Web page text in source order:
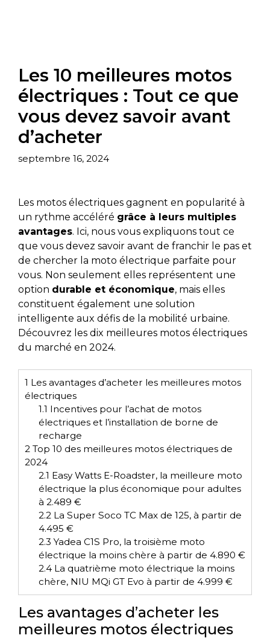
Les 10 meilleures motos
électriques : Tout ce que
vous devez savoir avant
d’acheter
septembre 16, 2024
Les motos électriques gagnent en popularité à
un rythme accéléré grâce à leurs multiples
avantages. Ici, nous vous expliquons tout ce
que vous devez savoir avant de franchir le pas et
de chercher la moto électrique parfaite pour
vous. Non seulement elles représentent une
option durable et économique, mais elles
constituent également une solution
intelligente aux défis de la mobilité urbaine.
Découvrez les dix meilleures motos électriques
du marché en 2024.
1 Les avantages d’acheter les meilleures motos
électriques
1.1 Incentives pour l’achat de motos
électriques et l’installation de borne de
recharge
2 Top 10 des meilleures motos électriques de
2024
2.1 Easy Watts E-Roadster, la meilleure moto
électrique la plus économique pour adultes
à 2.489 €
2.2La Super Soco TC Max de 125, à partir de
4.495 €
2.3 Yadea C1S Pro, la troisième moto
électrique la moins chère à partir de 4.890 €
2.4La quatrième moto électrique la moins
chère, NIU MQi GT Evo à partir de 4.999 €
Les avantages d’acheter les
meilleures motos électriques